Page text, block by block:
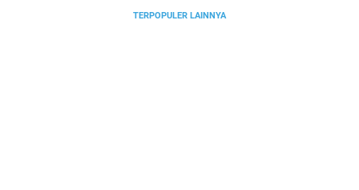
TERPOPULER LAINNYA